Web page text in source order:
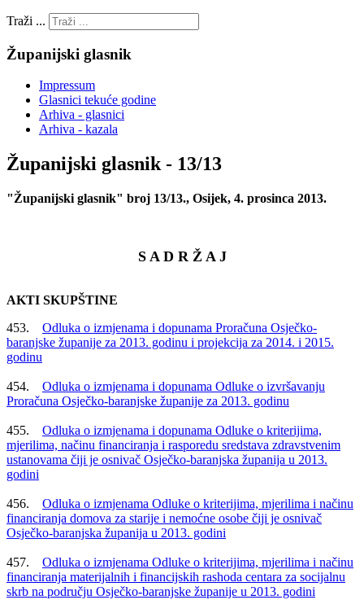
Traži ...
Županijski glasnik
Impressum
Glasnici tekuće godine
Arhiva - glasnici
Arhiva - kazala
Županijski glasnik - 13/13
"Županijski glasnik" broj 13/13., Osijek, 4. prosinca 2013.
S A D R Ž A J
AKTI SKUPŠTINE
453. Odluka o izmjenama i dopunama Proračuna Osječko-
baranjske županije za 2013. godinu i projekcija za 2014. i 2015.
godinu
454. Odluka o izmjenama i dopunama Odluke o izvršavanju
Proračuna Osječko-baranjske županije za 2013. godinu
455. Odluka o izmjenama i dopunama Odluke o kriterijima,
mjerilima, načinu financiranja i rasporedu sredstava zdravstvenim
ustanovama čiji je osnivač Osječko-baranjska županija u 2013.
godini
456. Odluka o izmjenama Odluke o kriterijima, mjerilima i načinu
financiranja domova za starije i nemoćne osobe čiji je osnivač
Osječko-baranjska županija u 2013. godini
457. Odluka o izmjenama Odluke o kriterijima, mjerilima i načinu
financiranja materijalnih i financijskih rashoda centara za socijalnu
skrb na području Osječko-baranjske županije u 2013. godini